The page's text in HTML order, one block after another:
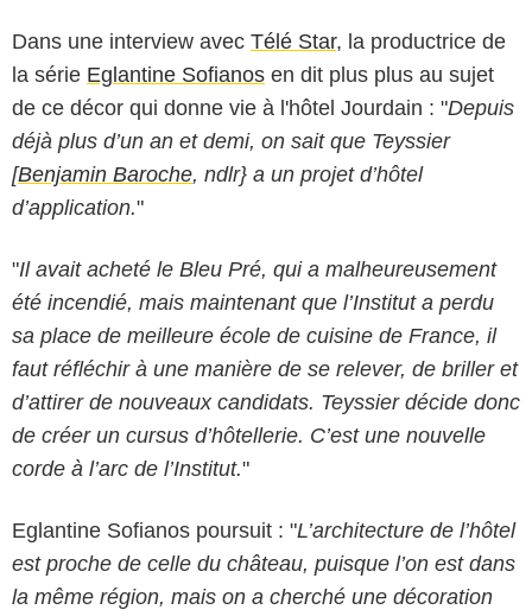
Dans une interview avec Télé Star, la productrice de
la série Eglantine Sofianos en dit plus plus au sujet
de ce décor qui donne vie à l'hôtel Jourdain : "Depuis
déjà plus d’un an et demi, on sait que Teyssier
[Benjamin Baroche, ndlr} a un projet d’hôtel
d’application."
"Il avait acheté le Bleu Pré, qui a malheureusement
été incendié, mais maintenant que l’Institut a perdu
sa place de meilleure école de cuisine de France, il
faut réfléchir à une manière de se relever, de briller et
d’attirer de nouveaux candidats. Teyssier décide donc
de créer un cursus d’hôtellerie. C’est une nouvelle
corde à l’arc de l’Institut."
Eglantine Sofianos poursuit : "L’architecture de l’hôtel
est proche de celle du château, puisque l’on est dans
la même région, mais on a cherché une décoration